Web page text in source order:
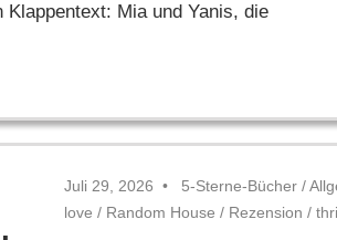
Klappentext: Mia und Yanis, die
Juli 29, 2026 5-Sterne-Bücher /
love / Random House / Rezension /